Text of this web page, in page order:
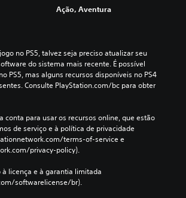
Ação, Aventura
no PS5, talvez seja preciso atualizar seu
do sistema mais recente. É possível
PS5, mas alguns recursos disponíveis no PS4
Consulte PlayStation.com/bc para obter
conta para usar os recursos online, que estão
de serviço e à política de privacidade
terms-of-service e
privacy-policy).
licença e à garantia limitada
softwarelicense/br).